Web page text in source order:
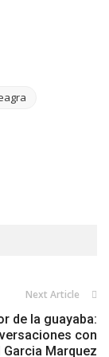
Next Article
de la guayaba:
con
Garcia Marquez